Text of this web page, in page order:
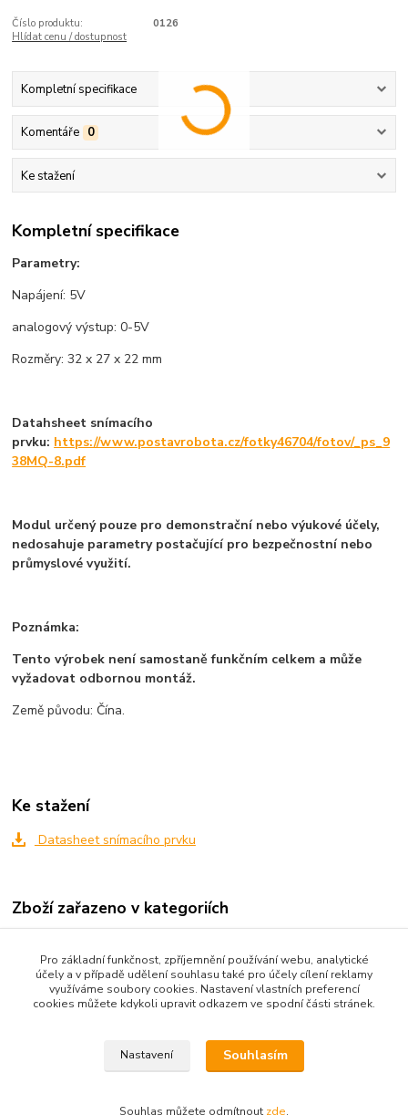
Číslo produktu:
0126
Hlídat cenu / dostupnost
Kompletní specifikace
Komentáře 0
Ke stažení
Kompletní specifikace
Parametry:
Napájení: 5V
analogový výstup: 0-5V
Rozměry: 32 x 27 x 22 mm
Datahsheet snímacího
prvku: https://www.postavrobota.cz/fotky46704/fotov/_ps_9
38MQ-8.pdf
Modul určený pouze pro demonstrační nebo výukové účely,
nedosahuje parametry postačující pro bezpečnostní nebo
průmyslové využití.
Poznámka:
Tento výrobek není samostaně funkčním celkem a může
vyžadovat odbornou montáž.
Země původu: Čína.
Ke stažení
Datasheet snímacího prvku
Zboží zařazeno v kategoriích
Senzory a moduly
Senzory
Pro základní funkčnost, zpříjemnění používání webu, analytické
účely a v případě udělení souhlasu také pro účely cílení reklamy
využíváme soubory cookies. Nastavení vlastních preferencí
cookies můžete kdykoli upravit odkazem ve spodní části stránek.
Nastavení Souhlasím
Souhlas můžete odmítnout zde.